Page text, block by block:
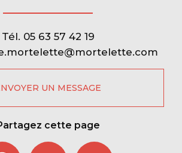
Tél. 05 63 57 42 19
UN MESSAGE
cette page
Facebook